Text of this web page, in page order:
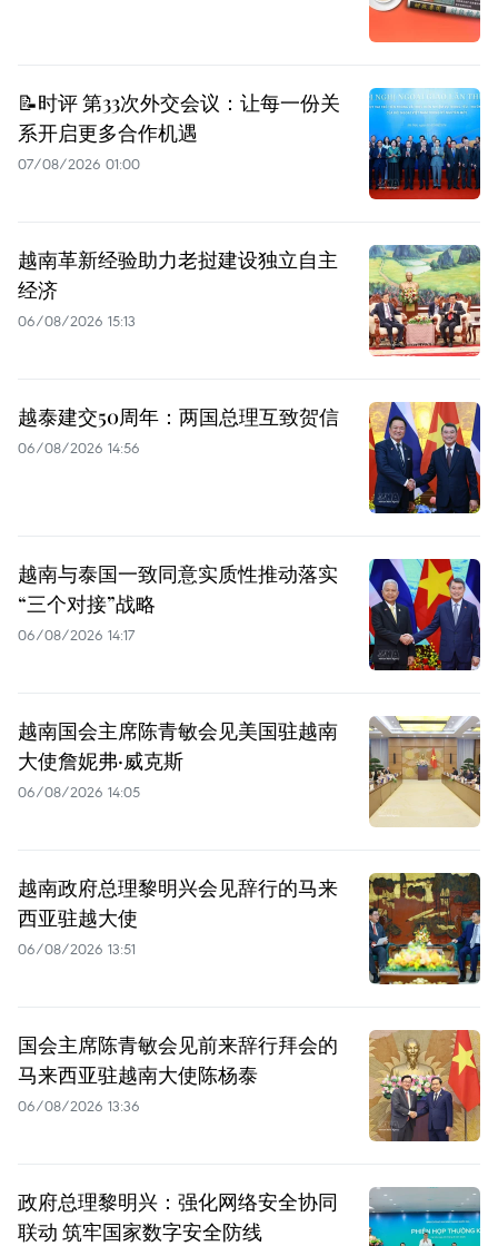
📝时评 第33次外交会议：让每一份关
系开启更多合作机遇
07/08/2026 01:00
越南革新经验助力老挝建设独立自主
经济
06/08/2026 15:13
越泰建交50周年：两国总理互致贺信
06/08/2026 14:56
越南与泰国一致同意实质性推动落实
“三个对接”战略
06/08/2026 14:17
越南国会主席陈青敏会见美国驻越南
大使詹妮弗·威克斯
06/08/2026 14:05
越南政府总理黎明兴会见辞行的马来
西亚驻越大使
06/08/2026 13:51
国会主席陈青敏会见前来辞行拜会的
马来西亚驻越南大使陈杨泰
06/08/2026 13:36
政府总理黎明兴：强化网络安全协同
联动 筑牢国家数字安全防线